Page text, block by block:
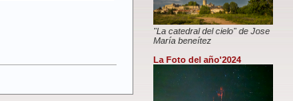
"La catedral del cielo" de Jose
María beneítez
La Foto del año'2024